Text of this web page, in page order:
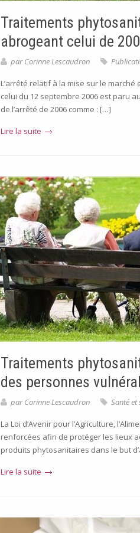
Traitements
abrogeant celui de
parCorinne Lescaudron
L’arrêté relatif à la mise sur le
celui du 12 septembre 2006 est paru
de l’arrêté de 2006 comme : […]
Lire la suite
Traitements
des personnes
parCorinne Lescaudron Santé et
La Loi d’Avenir pour l’Agriculture,
renforcées afin de protéger les lieux
produits phytosanitaires dans le but
Lire la suite